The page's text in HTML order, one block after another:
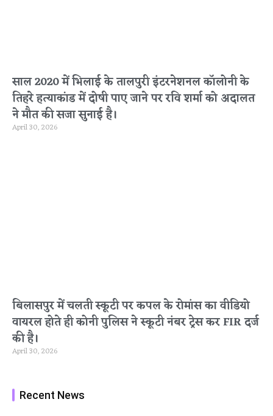
साल 2020 में भिलाई के तालपुरी इंटरनेशनल कॉलोनी के
तिहरे हत्याकांड में दोषी पाए जाने पर रवि शर्मा को अदालत
ने मौत की सजा सुनाई है।
April 30, 2026
बिलासपुर में चलती स्कूटी पर कपल के रोमांस का वीडियो
वायरल होते ही कोनी पुलिस ने स्कूटी नंबर ट्रेस कर FIR दर्ज
की है।
April 30, 2026
Recent News